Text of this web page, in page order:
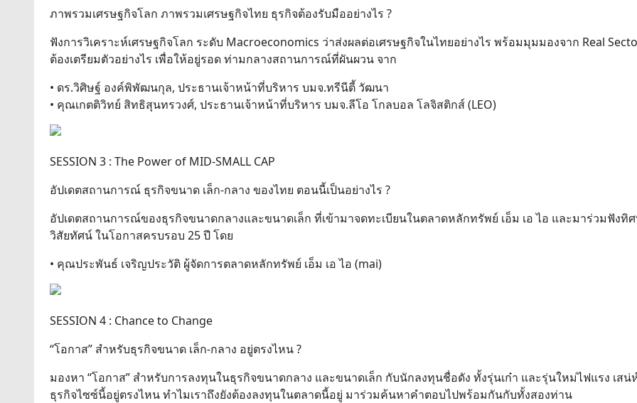
ภาพรวมเศรษฐกิจโลก ภาพรวมเศรษฐกิจไทย ธุรกิจต้องรับมืออย่างไร ?
ฟังการวิเคราะห์เศรษฐกิจโลก ระดับ Macroeconomics ว่าส่งผลต่อเศรษฐกิจในไทยอย่างไร พร้อมมุมมองจาก Real
ต้องเตรียมตัวอย่างไร เพื่อให้อยู่รอด ท่ามกลางสถานการณ์ที่ผันผวน จาก
• ดร.วิศิษฐ์ องค์พิพัฒนกุล, ประธานเจ้าหน้าที่บริหาร บมจ.ทรีนีตี้ วัฒนา
• คุณเกตติวิทย์ สิทธิสุนทรวงศ์, ประธานเจ้าหน้าที่บริหาร บมจ.ลีโอ โกลบอล โลจิสติกส์ (LEO)
SESSION 3 : The Power of MID-SMALL CAP
อัปเดตสถานการณ์ ธุรกิจขนาด เล็ก-กลาง ของไทย ตอนนี้เป็นอย่างไร ?
อัปเดตสถานการณ์ของธุรกิจขนาดกลางและขนาดเล็ก ที่เข้ามาจดทะเบียนในตลาดหลักทรัพย์ เอ็ม เอ ไอ และมาร่วมฟังทิ
วิสัยทัศน์ ในโอกาสครบรอบ 25 ปี โดย
• คุณประพันธ์ เจริญประวัติ ผู้จัดการตลาดหลักทรัพย์ เอ็ม เอ ไอ (mai)
SESSION 4 : Chance to Change
“โอกาส” สำหรับธุรกิจขนาด เล็ก-กลาง อยู่ตรงไหน ?
มองหา “โอกาส” สำหรับการลงทุนในธุรกิจขนาดกลาง และขนาดเล็ก กับนักลงทุนชื่อดัง ทั้งรุ่นเก๋า และรุ่นใหม่ไฟแรง เสน่
ธุรกิจไซซ์นี้อยู่ตรงไหน ทำไมเราถึงยังต้องลงทุนในตลาดนี้อยู่ มาร่วมค้นหาคำตอบไปพร้อมกันกับทั้งสองท่าน